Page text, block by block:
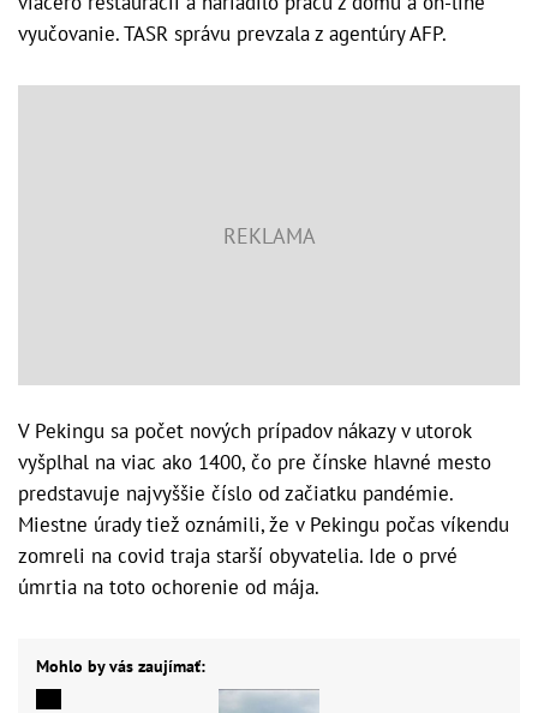
vyučovanie. TASR správu prevzala z agentúry AFP.
V Pekingu sa počet nových prípadov nákazy v utorok
vyšplhal na viac ako 1400, čo pre čínske hlavné mesto
predstavuje najvyššie číslo od začiatku pandémie.
Miestne úrady tiež oznámili, že v Pekingu počas víkendu
zomreli na covid traja starší obyvatelia. Ide o prvé
úmrtia na toto ochorenie od mája.
Mohlo by vás zaujímať: